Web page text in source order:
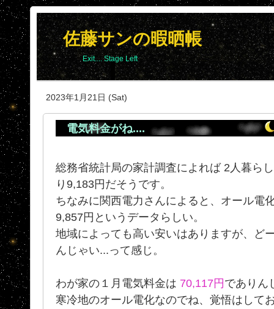
佐藤サンの暇晒帳
Exit.... Stage Left
2023年1月21日 (Sat)
電気料金がね....
総務省統計局の家計調査によれば 2人暮ら
り9,183円だそうです。
ちなみに関西電力さんによると、オール電
9,857円というデータらしい。
地域によっても高い安いはありますが、ど
んじゃい...って感じ。
わが家の１月電気料金は 70,117円でありん
寒冷地のオール電化なのでね、覚悟はして